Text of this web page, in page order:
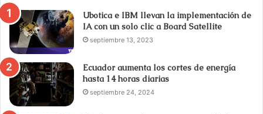
Ubotica e IBM llevan la implementación de
IA con un solo clic a Board Satellite
septiembre 13, 2023
Ecuador aumenta los cortes de energía
hasta 14 horas diarias
septiembre 24, 2024